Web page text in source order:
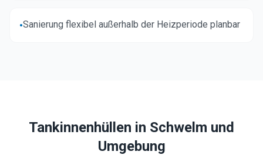
•Sanierung flexibel außerhalb der Heizperiode planbar
Tankinnenhüllen in Schwelm und
Umgebung